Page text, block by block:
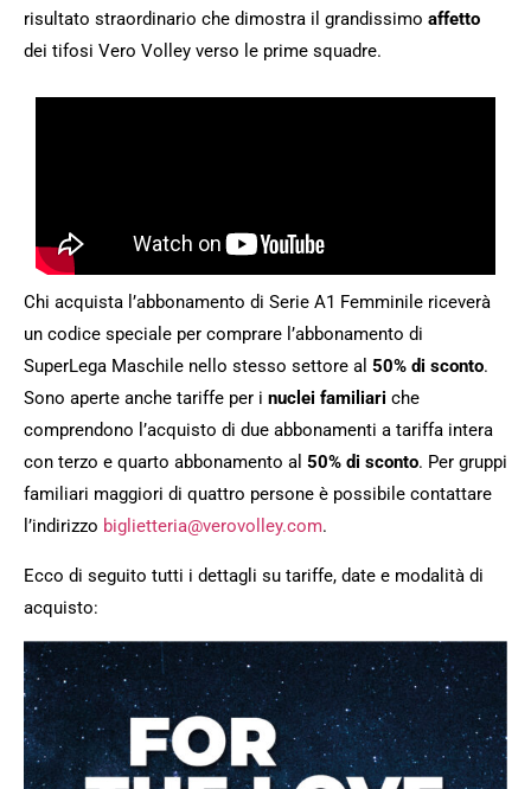
risultato straordinario che dimostra il grandissimo affetto
dei tifosi Vero Volley verso le prime squadre.
Chi acquista l’abbonamento di Serie A1 Femminile riceverà
un codice speciale per comprare l’abbonamento di
SuperLega Maschile nello stesso settore al 50% di sconto.
Sono aperte anche tariffe per i nuclei familiari che
comprendono l’acquisto di due abbonamenti a tariffa intera
con terzo e quarto abbonamento al 50% di sconto. Per gruppi
familiari maggiori di quattro persone è possibile contattare
l’indirizzo biglietteria@verovolley.com.
Ecco di seguito tutti i dettagli su tariffe, date e modalità di
acquisto: